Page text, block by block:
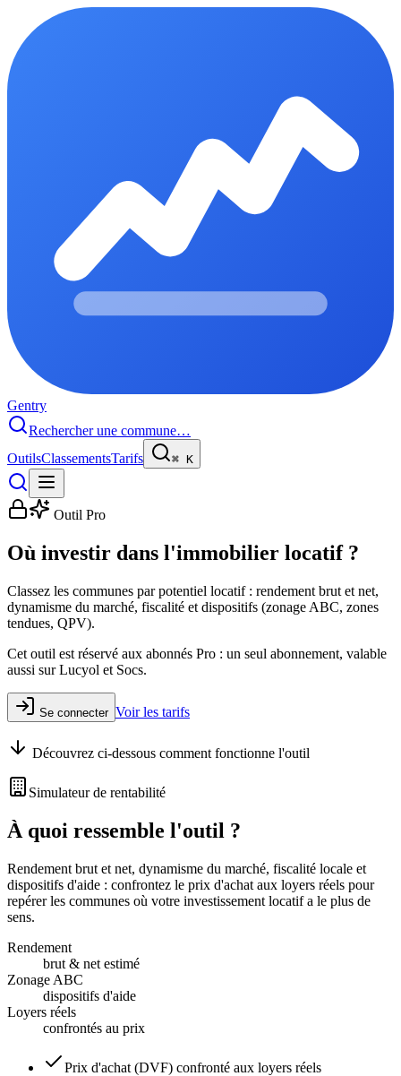
Gentry
Rechercher une commune…
OutilsClassementsTarifs ⌘ K
Outil Pro
Où investir dans l'immobilier locatif ?
Classez les communes par potentiel locatif : rendement brut et net,
dynamisme du marché, fiscalité et dispositifs (zonage ABC, zones
tendues, QPV).
Cet outil est réservé aux abonnés Pro : un seul abonnement, valable
aussi sur Lucyol et Socs.
Se connecter Voir les tarifs
Découvrez ci-dessous comment fonctionne l'outil
Simulateur de rentabilité
À quoi ressemble l'outil ?
Rendement brut et net, dynamisme du marché, fiscalité locale et
dispositifs d'aide : confrontez le prix d'achat aux loyers réels pour
repérer les communes où votre investissement locatif a le plus de
sens.
Rendement
brut & net estimé
Zonage ABC
dispositifs d'aide
Loyers réels
confrontés au prix
Prix d'achat (DVF) confronté aux loyers réels